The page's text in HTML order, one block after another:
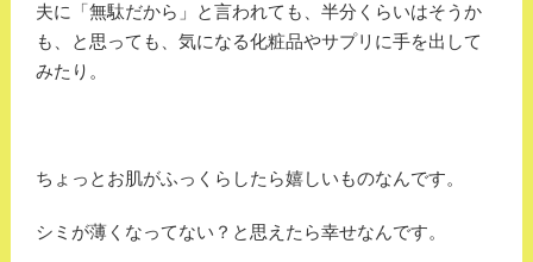
夫に「無駄だから」と言われても、半分くらいはそうか
も、と思っても、気になる化粧品やサプリに手を出して
みたり。
ちょっとお肌がふっくらしたら嬉しいものなんです。
シミが薄くなってない？と思えたら幸せなんです。